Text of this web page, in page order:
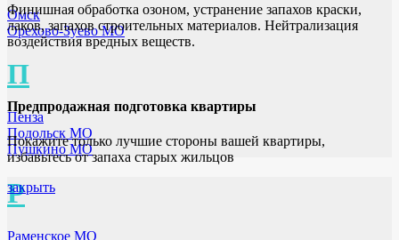
Омск
Орехово-Зуево МО
П
Пенза
Подольск МО
Пушкино МО
Р
Раменское МО
Финишная обработка озоном, устранение запахов краски,
лаков, запахов строительных материалов. Нейтрализация
воздействия вредных веществ.
Предпродажная подготовка квартиры
Покажите только лучшие стороны вашей квартиры,
избавьтесь от запаха старых жильцов
закрыть